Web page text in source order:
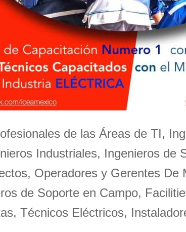
de las Áreas de TI,
Industriales, Ingenieros de
Operadores y Gerentes De
de Soporte en Campo,
Técnicos Eléctricos,